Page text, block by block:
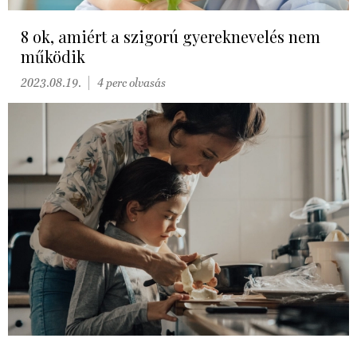
8 ok, amiért a szigorú gyereknevelés nem
működik
2023.08.19. 4 perc olvasás